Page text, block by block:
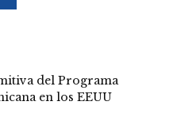
del Programa
en los EEUU